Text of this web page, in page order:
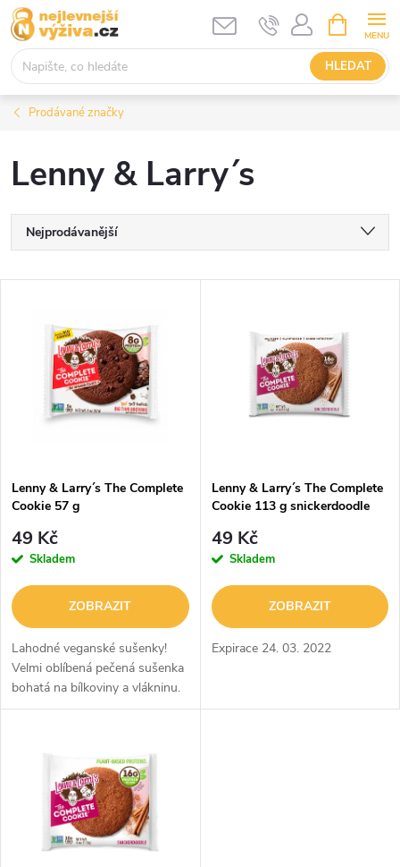
Přejít
na
obsah
HLEDAT
NÁKUPNÍ
KOŠÍK
Prodávané značky
Lenny & Larry´s
Ř
a
p
r
o
d
u
Nejprodávanější
Abecedně
s
p
r
o
d
u
Lenny & Larry´s The Complete
Cookie 57 g
49 Kč
Skladem
ZOBRAZIT
Lahodné veganské sušenky!
Velmi oblíbená pečená sušenka
bohatá na bílkoviny a vlákninu.
Lenny & Larry´s The Complete
Cookie 113 g snickerdoodle
49 Kč
Skladem
ZOBRAZIT
Expirace 24. 03. 2022